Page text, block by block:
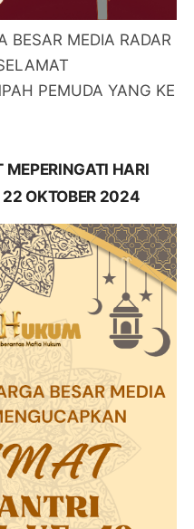
BESAR MEDIA RADAR
PEMUDA YANG KE
HARI
OKTOBER 2024